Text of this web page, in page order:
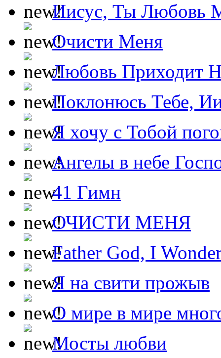
Иисус, Ты Любовь
Очисти Меня
Любовь Приходит
Поклонюсь Тебе,
Я хочу с Тобой
Ангелы в небе
41 Гимн
ОЧИСТИ МЕНЯ
Father God, I
Я на свити прожыв
О мире в мире
Мосты любви